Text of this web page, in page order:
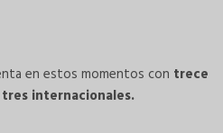
en estos momentos con trece
internacionales.